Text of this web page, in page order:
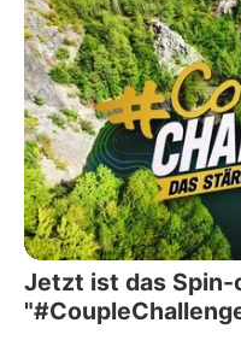
Jetzt ist das